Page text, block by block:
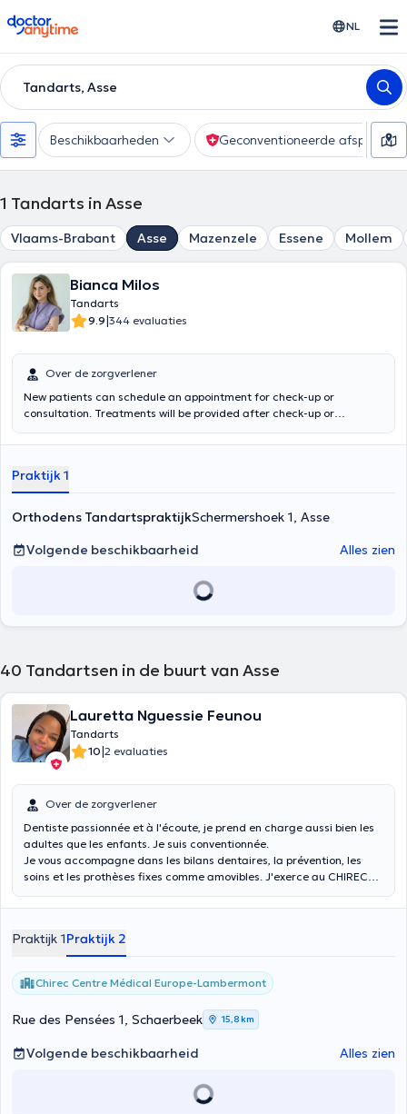
doctoranytime NL
Tandarts, Asse
Beschikbaarheden Geconventioneerde afspraak
1 Tandarts in Asse
Vlaams-Brabant Asse Mazenzele Essene Mollem
Bianca Milos
Tandarts
9.9|344 evaluaties
Over de zorgverlener
New patients can schedule an appointment for check-up or
consultation. Treatments will be provided after check-up or
Praktijk 1
Orthodens TandartspraktijkSchermershoek 1, Asse
Volgende beschikbaarheid
Alles zien
40 Tandartsen in de buurt van Asse
Lauretta Nguessie Feunou
Tandarts
10|2 evaluaties
Over de zorgverlener
Dentiste passionnée et à l'écoute, je prend en charge aussi bien les
adultes que les enfants. Je suis conventionnée.
Je vous accompagne dans les bilans dentaires, la prévention, les
soins et les prothèses fixes comme amovibles. J'exerce au CHIREC
Praktijk 1Praktijk 2
Chirec Centre Médical Europe-Lambermont
Rue des Pensées 1, Schaerbeek 15,8 km
Volgende beschikbaarheid Alles zien